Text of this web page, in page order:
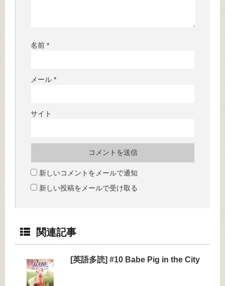
名前 *
メール *
サイト
新しいコメントをメールで通知
新しい投稿をメールで受け取る
関連記事
[英語多読] #10 Babe Pig in the City